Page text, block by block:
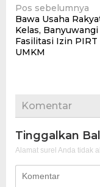
Navigasi
pos
Pos sebelumnya
Bawa Usaha
Kelas,
Fasilitasi Izin
UMKM
Komentar
Tinggalkan
Alamat surel Anda tidak